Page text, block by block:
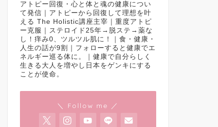
アトピー回復・心と体と魂の健康につい
て発信｜アトピーから回復して理想を叶
える The Holistic講座主宰｜重度アトピ
ー克服｜ステロイド25年→脱ステ→薬な
し！痒み0、ツルツル肌に！｜食・健康・
人生の話が9割｜フォローすると健康でエ
ネルギー巡る体に。｜健康で自分らしく
生きる大人を増やし日本をゲンキにする
ことが使命。
＼ Follow me ／